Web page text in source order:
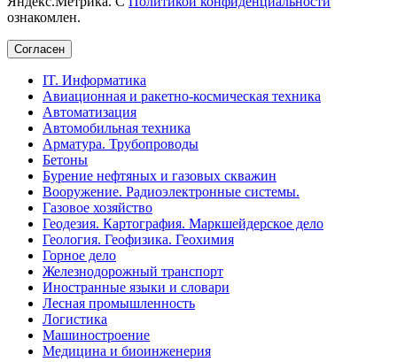
ознакомлен.
Согласен
IT. Информатика
Авиационная и ракетно-космическая техника
Автоматизация
Автомобильная техника
Арматура. Трубопроводы
Бетоны
Бурение нефтяных и газовых скважин
Вооружение. Радиоэлектронные системы.
Газовое хозяйство
Геодезия. Картография. Маркшейдерское дело
Геология. Геофизика. Геохимия
Горное дело
Железнодорожный транспорт
Иностранные языки и словари
Лесная промышленность
Логистика
Машиностроение
Медицина и биоинженерия